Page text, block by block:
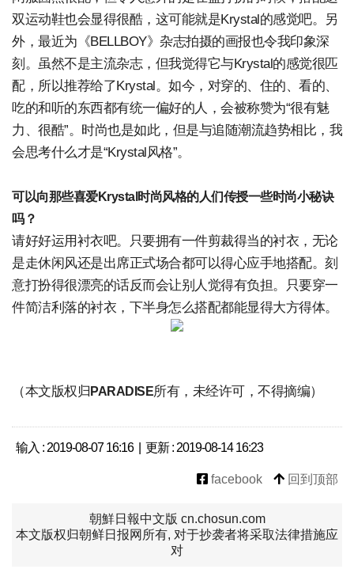
双运动鞋也会显得很酷，这可能就是Krystal的感觉吧。另
外，最近为《BELLBOY》杂志拍摄的画报也令我印象深
刻。虽然不是主流杂志，但我觉得它与Krystal的感觉很匹
配，所以推荐给了Krystal。如今，对穿的、住的、看的、
吃的和听的东西都有统一偏好的人，会被称赞为“很有魅
力、很酷”。时尚也是如此，但是与追随潮流趋势相比，我
会思考什么才是“Krystal风格”。
可以向那些喜爱Krystal时尚风格的人们传授一些时尚小秘诀
吗？
请好好运用衬衣吧。只要拥有一件剪裁得当的衬衣，无论
是走休闲风还是出席正式场合都可以得心应手地搭配。刻
意打扮得很漂亮的话反而会让别人觉得有负担。只要穿一
件简洁利落的衬衣，下半身怎么搭配都能显得大方得体。
（本文版权归 PARADISE所有，未经许可，不得摘编）
输入 : 2019-08-07 16:16 | 更新 : 2019-08-14 16:23
facebook 回到顶部
朝鮮日報中文版 cn.chosun.com
本文版权归朝鲜日报网所有, 对于抄袭者将采取法律措施应
对